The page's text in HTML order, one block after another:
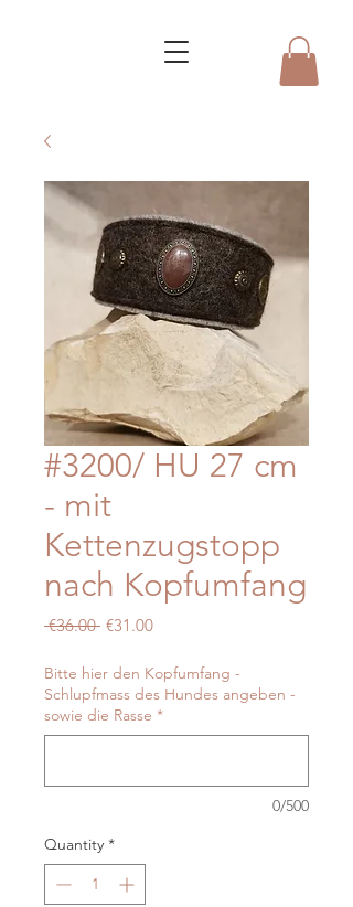
#3200/ HU 27 cm
- mit
Kettenzugstopp
nach Kopfumfang
€36.00 Regular
€31.00Sale
Bitte hier den Kopfumfang -
Schlupfmass des Hundes angeben -
sowie die Rasse *
0/500
Quantity *